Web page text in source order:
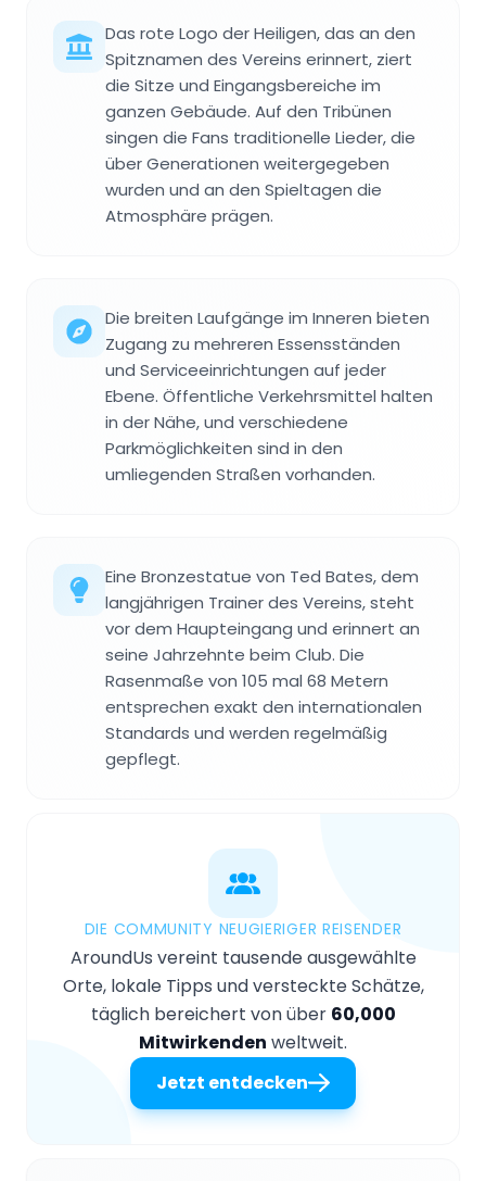
Das rote Logo der Heiligen, das an den
Spitznamen des Vereins erinnert, ziert
die Sitze und Eingangsbereiche im
ganzen Gebäude. Auf den Tribünen
singen die Fans traditionelle Lieder, die
über Generationen weitergegeben
wurden und an den Spieltagen die
Atmosphäre prägen.
Die breiten Laufgänge im Inneren bieten
Zugang zu mehreren Essensständen
und Serviceeinrichtungen auf jeder
Ebene. Öffentliche Verkehrsmittel halten
in der Nähe, und verschiedene
Parkmöglichkeiten sind in den
umliegenden Straßen vorhanden.
Eine Bronzestatue von Ted Bates, dem
langjährigen Trainer des Vereins, steht
vor dem Haupteingang und erinnert an
seine Jahrzehnte beim Club. Die
Rasenmaße von 105 mal 68 Metern
entsprechen exakt den internationalen
Standards und werden regelmäßig
gepflegt.
DIE COMMUNITY NEUGIERIGER REISENDER
AroundUs vereint tausende ausgewählte
Orte, lokale Tipps und versteckte Schätze,
täglich bereichert von über 60,000
Mitwirkenden weltweit.
Jetzt entdecken